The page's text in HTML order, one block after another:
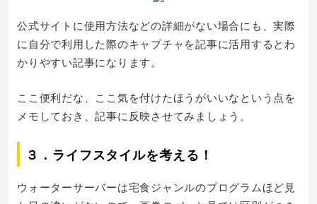
公式サイトに使用方法などの詳細がない場合にも、実際
に自分で利用した際のキャプチャを記事に活用するとわ
かりやすい記事になります。
ここ便利だな、ここ気を付けたほうがいいなという点を
メモしておき、記事に反映させてみましょう。
３．ライフスタイルを考える！
ウォーターサーバーは宅食ジャンルのプログラムほど見